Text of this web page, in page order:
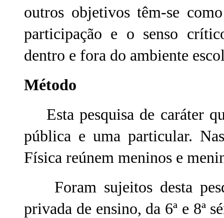
outros objetivos têm-se
participação e o senso
dentro e fora do ambiente
Método
Esta pesquisa de caráter
pública e uma particular.
Física reúnem meninos e
Foram sujeitos desta
privada de ensino, da 6ª e 8ª